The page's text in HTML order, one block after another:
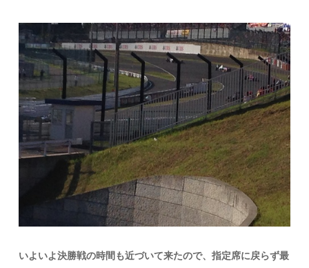
いよいよ決勝戦の時間も近づいて来たので、指定席に戻らず最